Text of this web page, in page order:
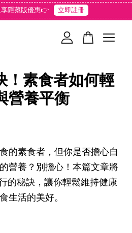
隱藏版優惠👉 立即註冊
！素食者如何輕
營養平衡
的素食者，但你是否擔心自
營養？別擔心！本篇文章將
的秘訣，讓你輕鬆維持健康
生活的美好。
前還是空的。
繼續購物